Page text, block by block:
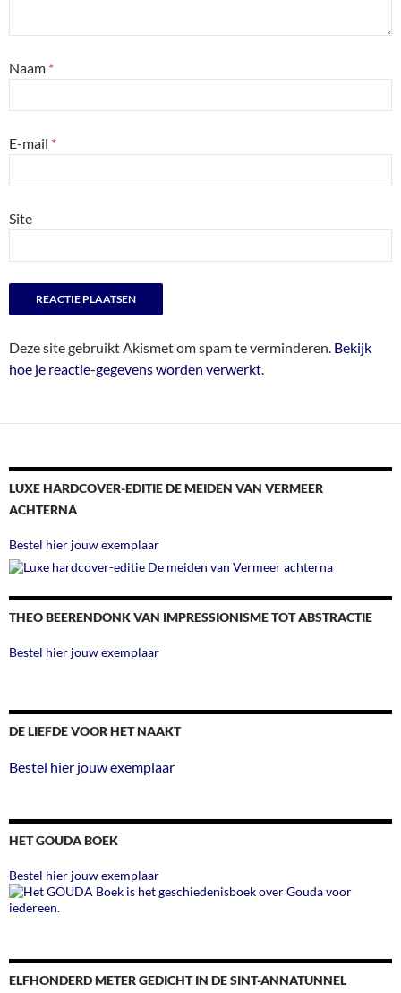
Naam *
E-mail *
Site
Deze site gebruikt Akismet om spam te verminderen. Bekijk
hoe je reactie-gegevens worden verwerkt.
LUXE HARDCOVER-EDITIE DE MEIDEN VAN VERMEER
ACHTERNA
Bestel hier jouw exemplaar
THEO BEERENDONK VAN IMPRESSIONISME TOT ABSTRACTIE
Bestel hier jouw exemplaar
DE LIEFDE VOOR HET NAAKT
Bestel hier jouw exemplaar
HET GOUDA BOEK
Bestel hier jouw exemplaar
ELFHONDERD METER GEDICHT IN DE SINT-ANNATUNNEL